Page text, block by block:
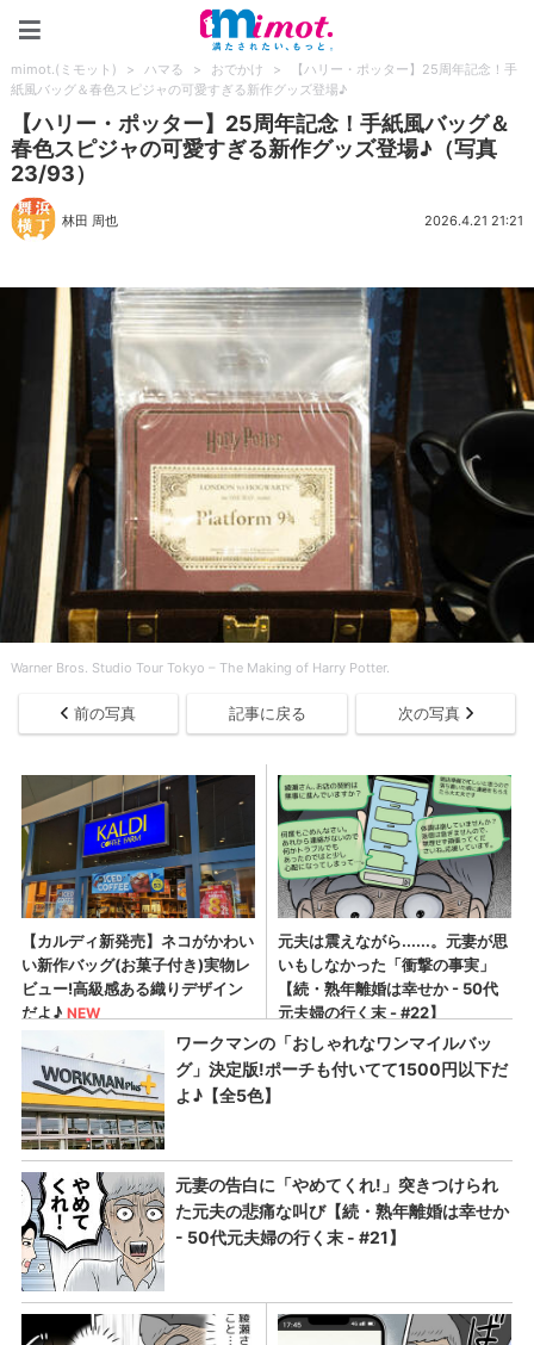
mimot.(ミモット) > ハマる > おでかけ >
【ハリー・ポッター】25周年記念！手
紙風バッグ＆春色スピジャの可愛すぎる新作グッズ登場♪
【ハリー・ポッター】25周年記念！手紙風バッグ＆
春色スピジャの可愛すぎる新作グッズ登場♪（写真
23/93）
林田 周也 2026.4.21 21:21
Warner Bros. Studio Tour Tokyo – The Making of Harry Potter.
前の写真 記事に戻る 次の写真